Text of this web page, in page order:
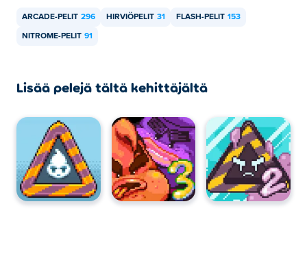
ARCADE-PELIT 296 HIRVIÖPELIT 31 FLASH-PELIT 153
NITROME-PELIT 91
Lisää pelejä tältä kehittäjältä